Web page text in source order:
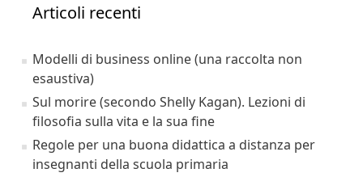
Articoli recenti
Modelli di business online (una raccolta non
esaustiva)
Sul morire (secondo Shelly Kagan). Lezioni di
filosofia sulla vita e la sua fine
Regole per una buona didattica a distanza per
insegnanti della scuola primaria